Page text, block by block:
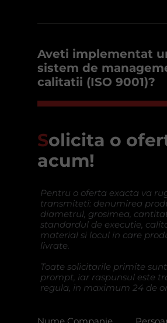
Aveti implementat
sistem de
calitatii (ISO 9001)?
Solicita o
acum!
Pentru o oferta exacta va
transmiteti: denumirea
diametrul, grosimea,
standardul de executie,
material si locul in care
livrate.
Toate solicitarile primite
prompt, iar raspunsul este
regula, in maximum 24 de